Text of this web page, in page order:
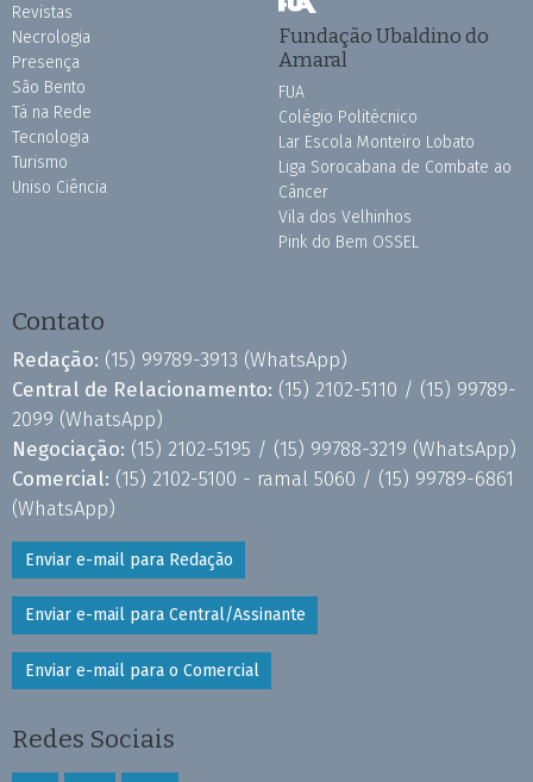
Revistas
Necrologia
Presença
São Bento
Tá na Rede
Tecnologia
Turismo
Uniso Ciência
Fundação Ubaldino do
Amaral
FUA
Colégio Politécnico
Lar Escola Monteiro Lobato
Liga Sorocabana de Combate ao
Câncer
Vila dos Velhinhos
Pink do Bem OSSEL
Contato
Redação: (15) 99789-3913 (WhatsApp)
Central de Relacionamento: (15) 2102-5110 / (15) 99789-
2099 (WhatsApp)
Negociação: (15) 2102-5195 / (15) 99788-3219 (WhatsApp)
Comercial: (15) 2102-5100 - ramal 5060 / (15) 99789-6861
(WhatsApp)
Enviar e-mail para Redação
Enviar e-mail para Central/Assinante
Enviar e-mail para o Comercial
Redes Sociais